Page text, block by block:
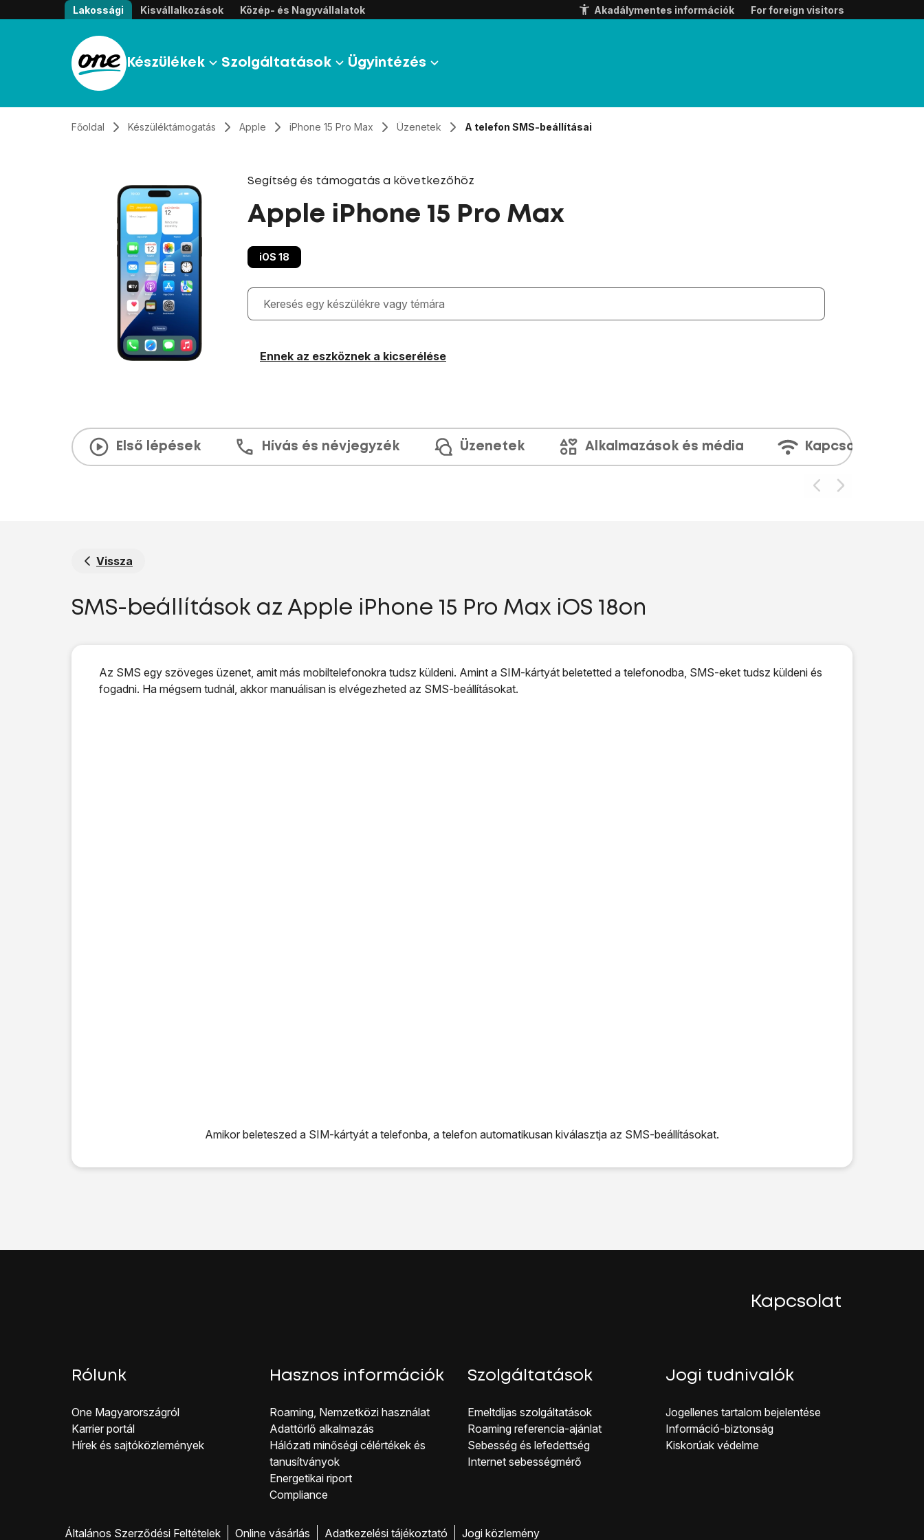
Átugrás, tovább a tartalomhoz
Lakossági Kisvállalkozások Közép- és Nagyvállalatok Akadálymentes információk For foreign visitors
Készülékek Szolgáltatások Ügyintézés
Főoldal Készüléktámogatás Apple iPhone 15 Pro Max Üzenetek A telefon SMS-beállításai
Segítség és támogatás a következőhöz
Apple iPhone 15 Pro Max
iOS 18
Gépelés közben megjelennek a keresési javaslatok a mező alatt
Ennek az eszköznek a kicserélése
Első lépések Hívás és névjegyzék Üzenetek Alkalmazások és média Kapcsolatok
Vissza
SMS-beállítások az Apple iPhone 15 Pro Max iOS 18on
Az SMS egy szöveges üzenet, amit más mobiltelefonokra tudsz küldeni. Amint a SIM-kártyát beletetted a telefonodba, SMS-eket tudsz küldeni és
fogadni. Ha mégsem tudnál, akkor manuálisan is elvégezheted az SMS-beállításokat.
Amikor beleteszed a SIM-kártyát a telefonba, a telefon automatikusan kiválasztja az SMS-beállításokat.
Kapcsolat
Rólunk
One Magyar országról
Karrier portál
Hírek és sajtóközlemények
Hasznos információk
Roaming, Nemzetközi használat
Adattörlő alkalmazás
Hálózati minőségi célérté kek és
tanusítványok
Energetikai riport
Co mpliance
Szolgáltatások
Emeltdíjas szolgáltatások
Roaming referencia-ajánlat
Sebesség és lefedettség
Internet sebességmérő
Jogi tudnivalók
Jogellenes ta rtalom bejelentése
Inf ormáció-biztonság
Kiskorúak véd elme
Általános Szerződési Feltételek Online vásárlás Adatkezelési tájékoztató Jogi közlemény